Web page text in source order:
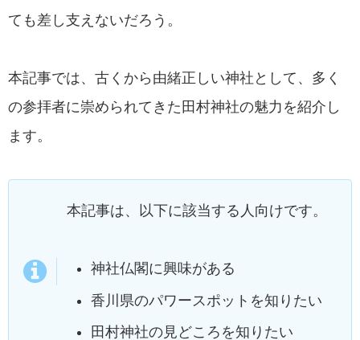
ても差し支えないだろう。
本記事では、古くから由緒正しい神社として、多く
の参拝者に崇められてきた田村神社の魅力を紹介し
ます。
本記事は、以下に該当する人向けです。
神社仏閣に興味がある
香川県のパワースポットを知りたい
田村神社の見どころを知りたい